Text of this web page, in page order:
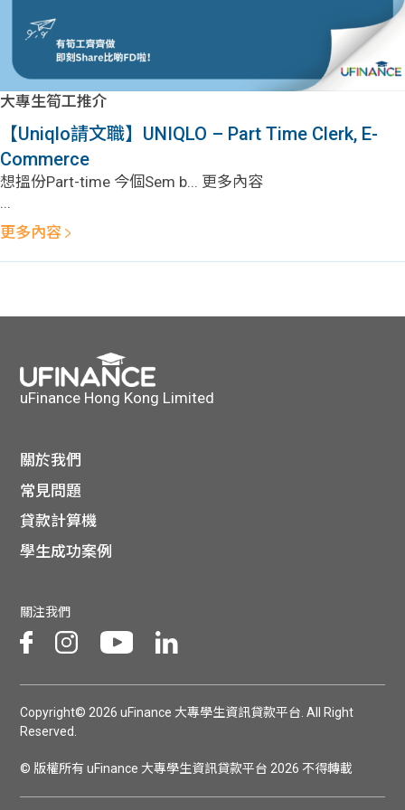
大專生筍工推介
【Uniqlo請文職】UNIQLO – Part Time Clerk, E-
Commerce
想搵份Part-time 今個Sem b... 更多內容
...
更多內容
uFinance Hong Kong Limited
關於我們
常見問題
貸款計算機
學生成功案例
關注我們
Copyright© 2026 uFinance 大專學生資訊貸款平台. All Right
Reserved.
© 版權所有 uFinance 大專學生資訊貸款平台 2026 不得轉載